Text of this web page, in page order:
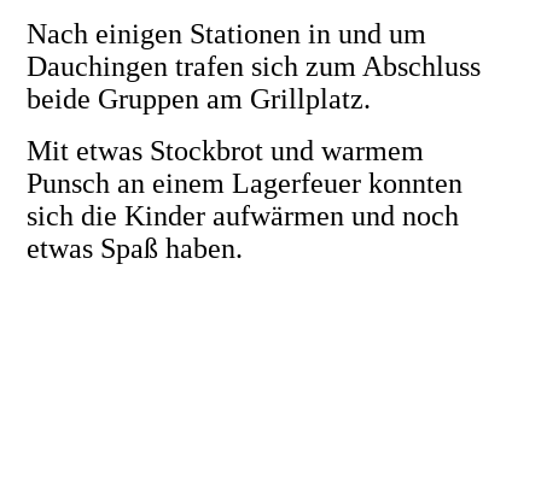
Nach einigen Stationen in und um
Dauchingen trafen sich zum Abschluss
beide Gruppen am Grillplatz.
Mit etwas Stockbrot und warmem
Punsch an einem Lagerfeuer konnten
sich die Kinder aufwärmen und noch
etwas Spaß haben.